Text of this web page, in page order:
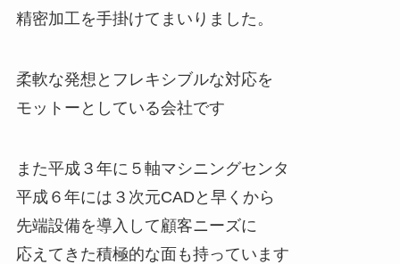
精密加工を手掛けてまいりました。
柔軟な発想とフレキシブルな対応を
モットーとしている会社です
また平成３年に５軸マシニングセンタ
平成６年には３次元CADと早くから
先端設備を導入して顧客ニーズに
応えてきた積極的な面も持っています